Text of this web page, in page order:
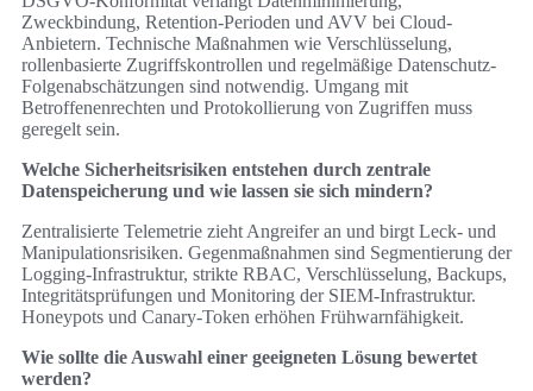
Zweckbindung, Retention-Perioden und AVV bei Cloud-
Anbietern. Technische Maßnahmen wie Verschlüsselung,
rollenbasierte Zugriffskontrollen und regelmäßige Datenschutz-
Folgenabschätzungen sind notwendig. Umgang mit
Betroffenenrechten und Protokollierung von Zugriffen muss
geregelt sein.
Welche Sicherheitsrisiken entstehen durch zentrale
Datenspeicherung und wie lassen sie sich mindern?
Zentralisierte Telemetrie zieht Angreifer an und birgt Leck- und
Manipulationsrisiken. Gegenmaßnahmen sind Segmentierung der
Logging-Infrastruktur, strikte RBAC, Verschlüsselung, Backups,
Integritätsprüfungen und Monitoring der SIEM-Infrastruktur.
Honeypots und Canary-Token erhöhen Frühwarnfähigkeit.
Wie sollte die Auswahl einer geeigneten Lösung bewertet
werden?